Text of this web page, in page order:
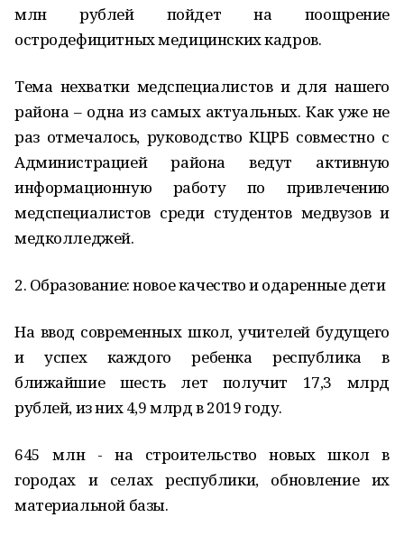
млн рублей пойдет на поощрение
остродефицитных медицинских кадров.
Тема нехватки медспециалистов и для нашего
района – одна из самых актуальных. Как уже не
раз отмечалось, руководство КЦРБ совместно с
Администрацией района ведут активную
информационную работу по привлечению
медспециалистов среди студентов медвузов и
медколледжей.
2. Образование: новое качество и одаренные дети
На ввод современных школ, учителей будущего
и успех каждого ребенка республика в
ближайшие шесть лет получит 17,3 млрд
рублей, из них 4,9 млрд в 2019 году.
645 млн - на строительство новых школ в
городах и селах республики, обновление их
материальной базы.